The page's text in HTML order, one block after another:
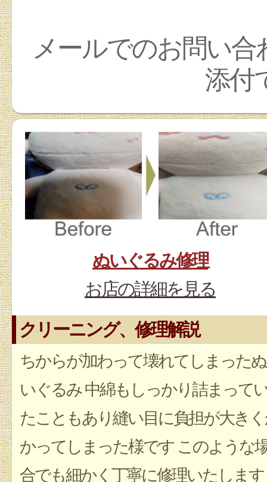
メールでのお問い
添付
ぬいぐるみ修理
お店の詳細を見る
クリーニング、修理解説
ちからが加わって壊れてしまったぬ
いぐるみ 中綿もしっかり詰まって
たこともあり縫い目に負担が大き
かってしまった様です このような
合でも細かく丁寧に修理いたします